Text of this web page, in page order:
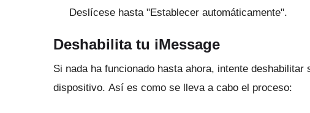
Deslícese hasta "Establecer automáticamente".
Deshabilita tu iMessage
Si nada ha funcionado hasta ahora, intente
dispositivo. Así es como se lleva a cabo el proceso: